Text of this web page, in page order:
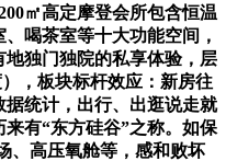
㎡高定摩登会所包含恒温
喝茶室等十大功能空间，
独门独院的私享体验，层
，板块标杆效应：新房往
统计，出行、出逛说走就
有“东方硅谷”之称。如保
、高压氧舱等，感和败坏